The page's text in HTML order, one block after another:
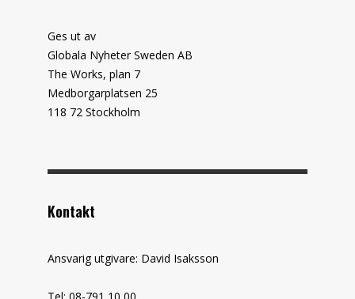
Ges ut av
Globala Nyheter Sweden AB
The Works, plan 7
Medborgarplatsen 25
118 72 Stockholm
Kontakt
Ansvarig utgivare: David Isaksson
Tel: 08-791 10 00